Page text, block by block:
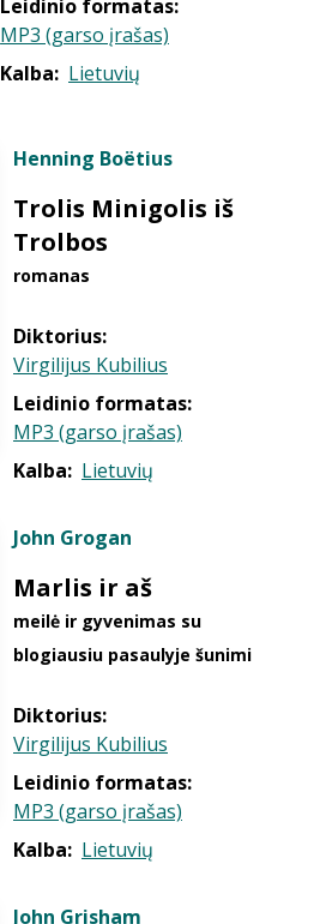
Leidinio formatas:
MP3 (garso įrašas)
Kalba: Lietuvių
Henning Boëtius
Trolis Minigolis iš
Trolbos
romanas
Diktorius:
Virgilijus Kubilius
Leidinio formatas:
MP3 (garso įrašas)
Kalba: Lietuvių
John Grogan
Marlis ir aš
meilė ir gyvenimas su
blogiausiu pasaulyje šunimi
Diktorius:
Virgilijus Kubilius
Leidinio formatas:
MP3 (garso įrašas)
Kalba: Lietuvių
John Grisham